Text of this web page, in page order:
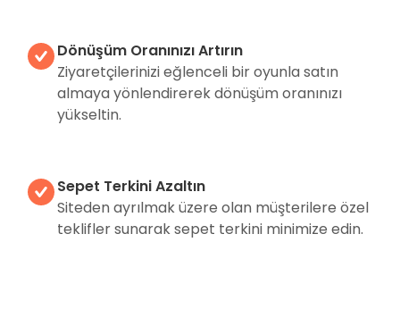
Dönüşüm Oranınızı Artırın
Ziyaretçilerinizi eğlenceli bir oyunla satın
almaya yönlendirerek dönüşüm oranınızı
yükseltin.
Sepet Terkini Azaltın
Siteden ayrılmak üzere olan müşterilere özel
teklifler sunarak sepet terkini minimize edin.